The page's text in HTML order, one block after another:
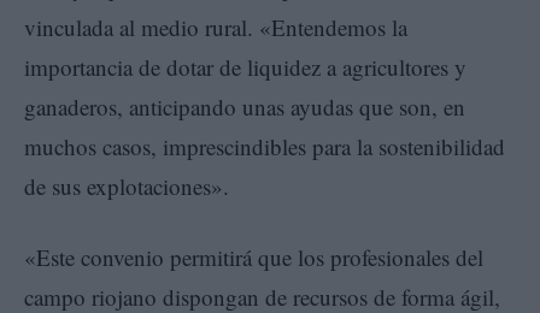
vinculada al medio rural. «Entendemos la
importancia de dotar de liquidez a agricultores y
ganaderos, anticipando unas ayudas que son, en
muchos casos, imprescindibles para la sostenibilidad
de sus explotaciones».
«Este convenio permitirá que los profesionales del
campo riojano dispongan de recursos de forma ágil,